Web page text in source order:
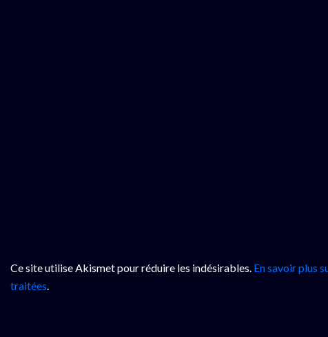
Ce site utilise Akismet pour réduire les indésirables. En savoir plus
traitées.